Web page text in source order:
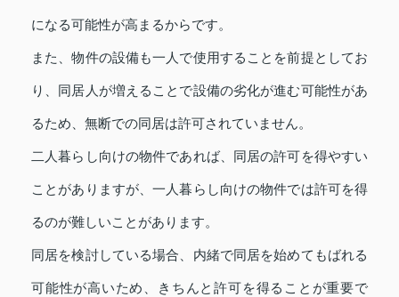
になる可能性が高まるからです。
また、物件の設備も一人で使用することを前提としてお
り、同居人が増えることで設備の劣化が進む可能性があ
るため、無断での同居は許可されていません。
二人暮らし向けの物件であれば、同居の許可を得やすい
ことがありますが、一人暮らし向けの物件では許可を得
るのが難しいことがあります。
同居を検討している場合、内緒で同居を始めてもばれる
可能性が高いため、きちんと許可を得ることが重要で